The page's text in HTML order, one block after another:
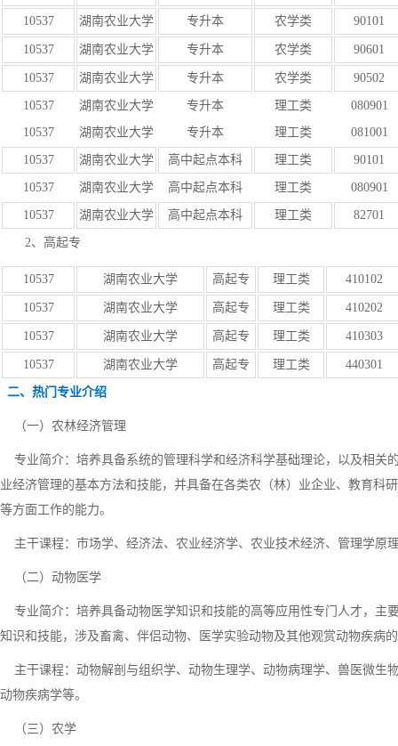
10537 湖南农业大学 专升本 农学类 90101
10537 湖南农业大学 专升本 农学类 90601
10537 湖南农业大学 专升本 农学类 90502
10537 湖南农业大学 专升本 理工类
080901
10537
湖南农业大学 专升本 理工类 081001
10537 湖南农业大学 高中起点本科 理工类 90101
10537 湖南农业大学 高中起点本科 理工类 080901
10537 湖南农业大学 高中起点本科 理工类 82701
2、高起专
10537 湖南农业大学 高起专 理工类 410102
10537 湖南农业大学 高起专 理工类 410202
10537 湖南农业大学 高起专 理工类 410303
10537 湖南农业大学 高起专 理工类 440301
二、热门专业介绍
（一）农林经济管理
专业简介：培养具备系统的管理科学和经济科学基础理论，以及相关
业经济管理的基本方法和技能，并具备在各类农（林）业企业、教育科
等方面工作的能力。
主干课程：市场学、经济法、农业经济学、农业技术经济、管理学原
（二）动物医学
专业简介：培养具备动物医学知识和技能的高等应用性专门人才，主
知识和技能，涉及畜禽、伴侣动物、医学实验动物及其他观赏动物疾病
主干课程：动物解剖与组织学、动物生理学、动物病理学、兽医微生
动物疾病学等。
（三）农学